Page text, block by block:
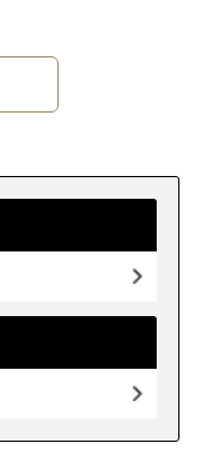
岐阜県
広島県
高知県